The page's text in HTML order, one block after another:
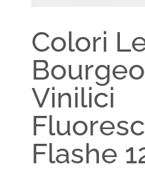
Colori
Vinilici
Flashe